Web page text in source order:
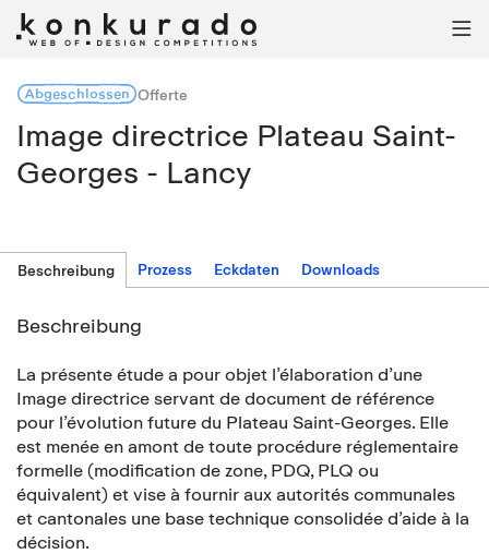

AbgeschlossenOfferte
Image directrice Plateau Saint-
Georges - Lancy
Beschreibung Prozess Eckdaten Downloads
Beschreibung
La présente étude a pour objet l’élaboration d’une
Image directrice servant de document de référence
pour l’évolution future du Plateau Saint‑Georges. Elle
est menée en amont de toute procédure réglementaire
formelle (modification de zone, PDQ, PLQ ou
équivalent) et vise à fournir aux autorités communales
et cantonales une base technique consolidée d’aide à la
décision.